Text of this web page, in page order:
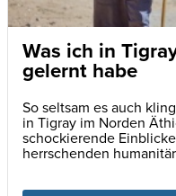
Was ich in
gelernt habe
So seltsam es auch
in Tigray im Norden
schockierende
herrschenden